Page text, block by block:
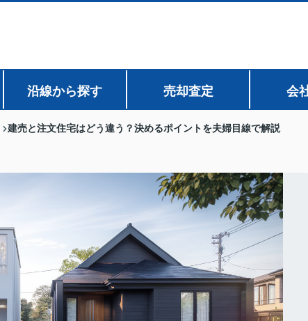
沿線から探す 売却査定 会
建売と注文住宅はどう違う？決めるポイントを夫婦目線で解説